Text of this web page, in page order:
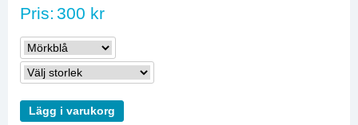
Pris: 300 kr
Lägg i varukorg